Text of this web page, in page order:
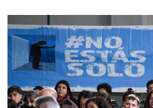
Cultura
Economía
»
»
Internacionales